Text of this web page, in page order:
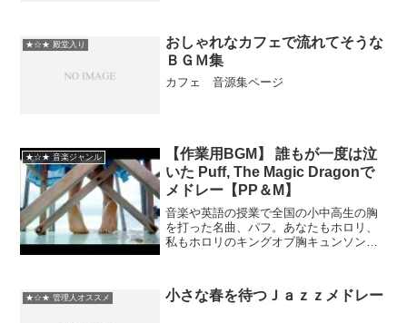
★☆★ 殿堂入り
おしゃれなカフェで流れてそうな
ＢＧＭ集
カフェ 音源集ページ
★☆★ 音楽ジャンル
【作業用BGM】 誰もが一度は泣
いた Puff, The Magic Dragonで
メドレー【PP＆M】
音楽や英語の授業で全国の小中高生の胸
を打った名曲、パフ。あなたもホロリ、
私もホロリのキングオブ胸キュンソング
ぐ。 【内容物】1.Peter,
Paul & Ma...
★☆★ 管理人オススメ 小さな春を待つＪａｚｚメドレー